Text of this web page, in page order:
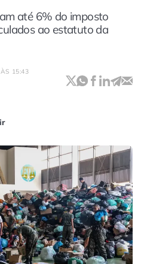
até 6% do imposto
ao estatuto da
15:43